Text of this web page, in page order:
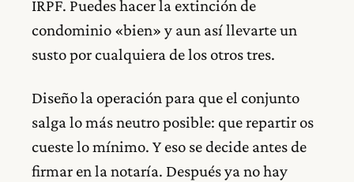
IRPF. Puedes hacer la extinción de
condominio «bien» y aun así llevarte un
susto por cualquiera de los otros tres.
Diseño la operación para que el conjunto
salga lo más neutro posible: que repartir os
cueste lo mínimo. Y eso se decide antes de
firmar en la notaría. Después ya no hay